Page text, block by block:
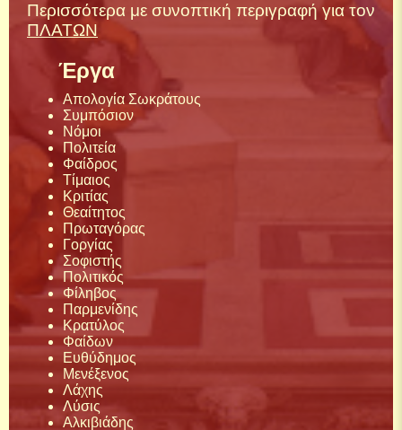
Περισσότερα με συνοπτική περιγραφή για τον
ΠΛΑΤΩΝ
Έργα
Απολογία Σωκράτους
Συμπόσιον
Νόμοι
Πολιτεία
Φαίδρος
Τίμαιος
Κριτίας
Θεαίτητος
Πρωταγόρας
Γοργίας
Σοφιστής
Πολιτικός
Φίληβος
Παρμενίδης
Κρατύλος
Φαίδων
Ευθύδημος
Μενέξενος
Λάχης
Λύσις
Αλκιβιάδης